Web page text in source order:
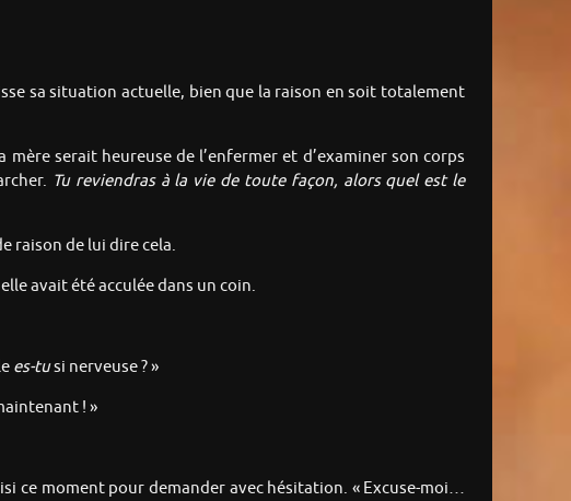
sa situation actuelle, bien que la raison en soit totalement
serait heureuse de l’enfermer et d’examiner son corps
Tu reviendras à la vie de toute façon, alors quel est le
raison de lui dire cela.
avait été acculée dans un coin.
es-tusi nerveuse ? »
! »
ce moment pour demander avec hésitation. « Excuse-moi…